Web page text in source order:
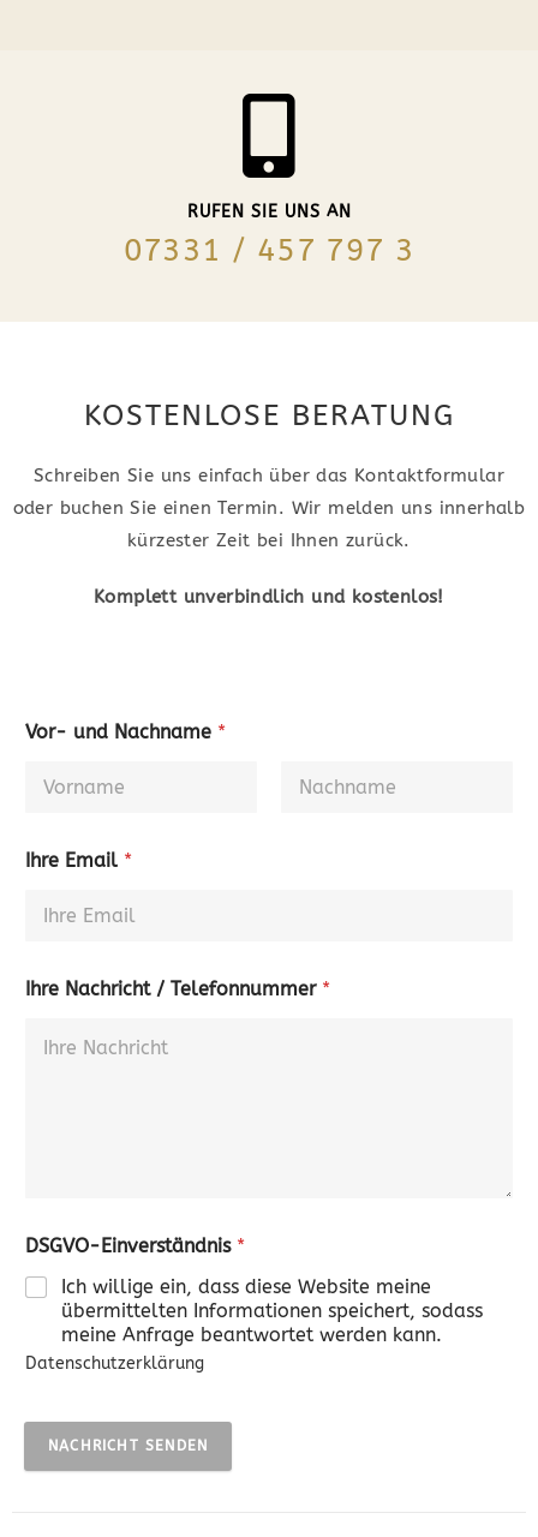
RUFEN SIE UNS AN
07331 / 457 797 3
KOSTENLOSE BERATUNG
Schreiben Sie uns einfach über das Kontaktformular
oder buchen Sie einen Termin. Wir melden uns innerhalb
kürzester Zeit bei Ihnen zurück.
Komplett unverbindlich und kostenlos!
Vor- und Nachname *
Ihre Email *
Ihre Nachricht / Telefonnummer *
DSGVO-Einverständnis *
Ich willige ein, dass diese Website meine
übermittelten Informationen speichert, sodass
meine Anfrage beantwortet werden kann.
Datenschutzerklärung
NACHRICHT SENDEN